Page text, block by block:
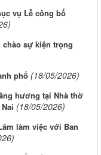
vụ Lễ công bố
sự kiện trọng
phố (18/05/2026)
hương tại Nhà thờ
(18/05/2026)
làm việc với Ban